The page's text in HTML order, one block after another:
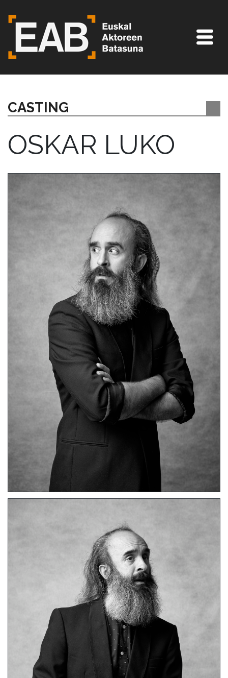
CASTING
OSKAR LUKO